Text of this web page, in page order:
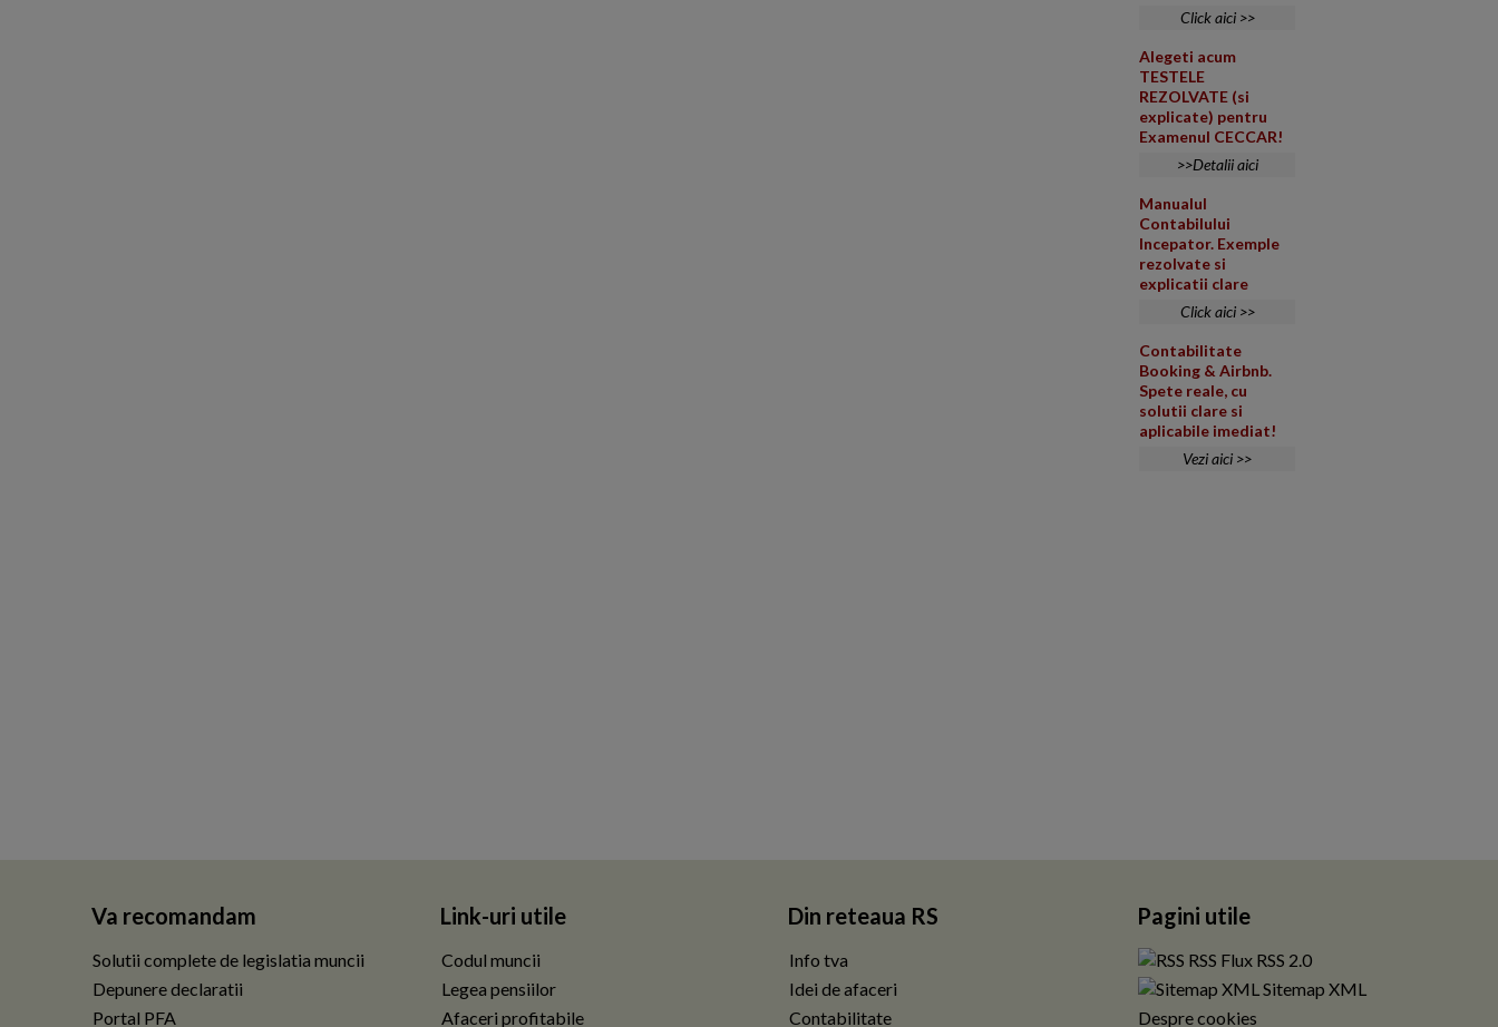
Click aici >>
Alegeti acum
TESTELE
REZOLVATE (si
explicate) pentru
Examenul CECCAR!
>>Detalii aici
Manualul
Contabilului
Incepator. Exemple
rezolvate si
explicatii clare
Click aici >>
Contabilitate
Booking & Airbnb.
Spete reale, cu
solutii clare si
aplicabile imediat!
Vezi aici >>
Va recomandam
Solutii complete de legislatia muncii
Depunere declaratii
Portal PFA
Link-uri utile
Codul muncii
Legea pensiilor
Afaceri profitabile
Din reteaua RS
Info tva
Idei de afaceri
Contabilitate
Pagini utile
RSS Flux RSS 2.0
Sitemap XML
Despre cookies